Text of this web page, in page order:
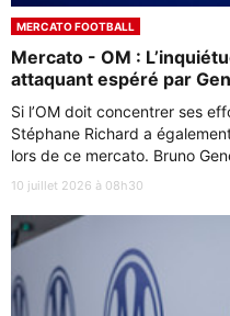
MERCATO FOOTBALL
Mercato - OM :
attaquant espéré par
Si l’OM doit concentrer ses
Stéphane Richard a
lors de ce mercato. Bruno
10 juillet 2026 à 08h30